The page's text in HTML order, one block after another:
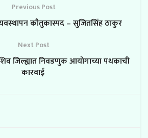
Previous Post
कौतुकास्पद – सुजितसिंह ठाकुर
Next Post
जिल्ह्यात निवडणुक आयोगाच्या पथकाची
कारवाई